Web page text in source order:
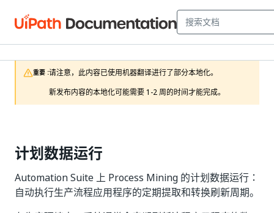
重要 :请注意，此内容已使用机器翻译进行了部分本地化。
新发布内容的本地化可能需要 1-2 周的时间才能完成。
计划数据运行
Automation Suite 上 Process Mining 的计划数据运行：
自动执行生产流程应用程序的定期提取和转换刷新周期。